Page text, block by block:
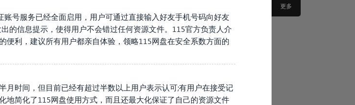
更多
号服务已经全面启用，用户可通过直接输入好友手机号码向好友
的信息提示，使得用户不会错过任何资源文件。115官方负责人介
便利，建议所有用户都亲自体验，领略115网盘在安全系数方面的
月时间，但目前已经有超过半数以上用户表示认可;有用户在接受记
地简化了115网盘使用方式，而且还最大化保证了自己的资源文件